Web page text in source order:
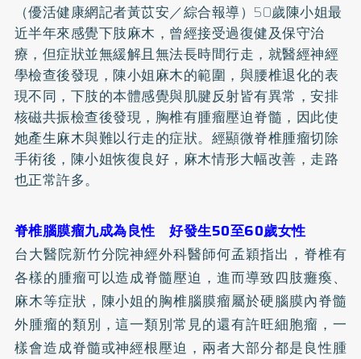
（優活健康網記者黃苡安／綜合報導）50歲陳小姐最
近半年來感覺下肢麻木，曾經接受過復健及保守治
療，但症狀並無緩解且無法長時間行走，就醫經神經
學檢查後發現，陳小姐麻木的範圍，與腰椎退化的表
現不同，下肢的本體感覺與肌腱反射皆有異常，安排
核磁共振檢查後發現，胸椎有腫瘤壓迫脊髓，因此使
她產生麻木與難以行走的症狀。經顯微脊椎腫瘤切除
手術後，陳小姐恢復良好，麻木情形大幅改善，走路
也正常許多。
脊椎腦膜瘤九成為良性 好發生50至60歲女性
台大醫院新竹分院神經外科醫師何孟穎指出，脊椎有
各樣的腫瘤可以造成脊髓壓迫，進而導致四肢癱瘓、
麻木等症狀，陳小姐的胸椎腦膜瘤屬於硬腦膜內脊髓
外腫瘤的類別，這一類別常見的還有許旺細胞瘤，一
樣會造成脊髓或神經根壓迫，兩者大部分都是良性腫